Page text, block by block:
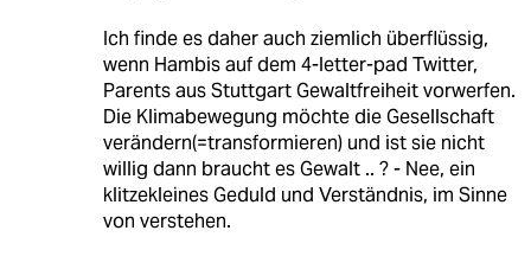
Ich finde es daher auch ziemlich überflüssig,
wenn Hambis auf dem 4-letter-pad Twitter,
Parents aus Stuttgart Gewaltfreiheit vorwerfen.
Die Klimabewegung möchte die Gesellschaft
verändern(=transformieren) und ist sie nicht
willig dann braucht es Gewalt .. ? - Nee, ein
klitzekleines Geduld und Verständnis, im Sinne
von verstehen.